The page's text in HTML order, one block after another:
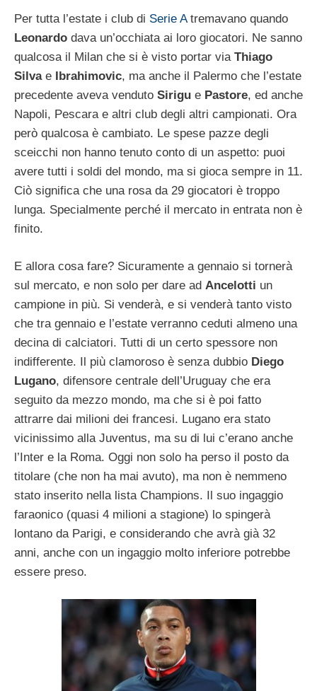
Per tutta l’estate i club di Serie Atremavano quando
Leonardo dava un’occhiata ai loro giocatori. Ne sanno
qualcosa il Milan che si è visto portar via Thiago
Silvae Ibrahimovic, ma anche il Palermo che l’estate
precedente aveva venduto Sirigu e Pastore, ed anche
Napoli, Pescara e altri club degli altri campionati. Ora
però qualcosa è cambiato. Le spese pazze degli
sceicchi non hanno tenuto conto di un aspetto: puoi
avere tutti i soldi del mondo, ma si gioca sempre in 11.
Ciò significa che una rosa da 29 giocatori è troppo
lunga. Specialmente perché il mercato in entrata non è
finito.
E allora cosa fare? Sicuramente a gennaio si tornerà
sul mercato, e non solo per dare ad Ancelotti un
campione in più. Si venderà, e si venderà tanto visto
che tra gennaio e l’estate verranno ceduti almeno una
decina di calciatori. Tutti di un certo spessore non
indifferente. Il più clamoroso è senza dubbio Diego
Lugano, difensore centrale dell’Uruguay che era
seguito da mezzo mondo, ma che si è poi fatto
attrarre dai milioni dei francesi. Lugano era stato
vicinissimo alla Juventus, ma su di lui c’erano anche
l’Inter e la Roma. Oggi non solo ha perso il posto da
titolare (che non ha mai avuto), ma non è nemmeno
stato inserito nella lista Champions. Il suo ingaggio
faraonico (quasi 4 milioni a stagione) lo spingerà
lontano da Parigi, e considerando che avrà già 32
anni, anche con un ingaggio molto inferiore potrebbe
essere preso.